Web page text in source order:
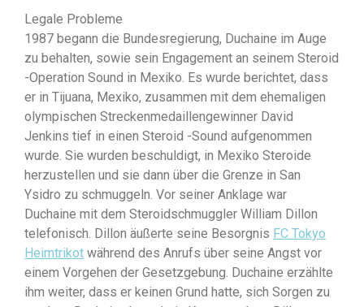
Legale Probleme
1987 begann die Bundesregierung, Duchaine im Auge
zu behalten, sowie sein Engagement an seinem Steroid
-Operation Sound in Mexiko. Es wurde berichtet, dass
er in Tijuana, Mexiko, zusammen mit dem ehemaligen
olympischen Streckenmedaillengewinner David
Jenkins tief in einen Steroid -Sound aufgenommen
wurde. Sie wurden beschuldigt, in Mexiko Steroide
herzustellen und sie dann über die Grenze in San
Ysidro zu schmuggeln. Vor seiner Anklage war
Duchaine mit dem Steroidschmuggler William Dillon
telefonisch. Dillon äußerte seine Besorgnis FC Tokyo
Heimtrikot während des Anrufs über seine Angst vor
einem Vorgehen der Gesetzgebung. Duchaine erzählte
ihm weiter, dass er keinen Grund hatte, sich Sorgen zu